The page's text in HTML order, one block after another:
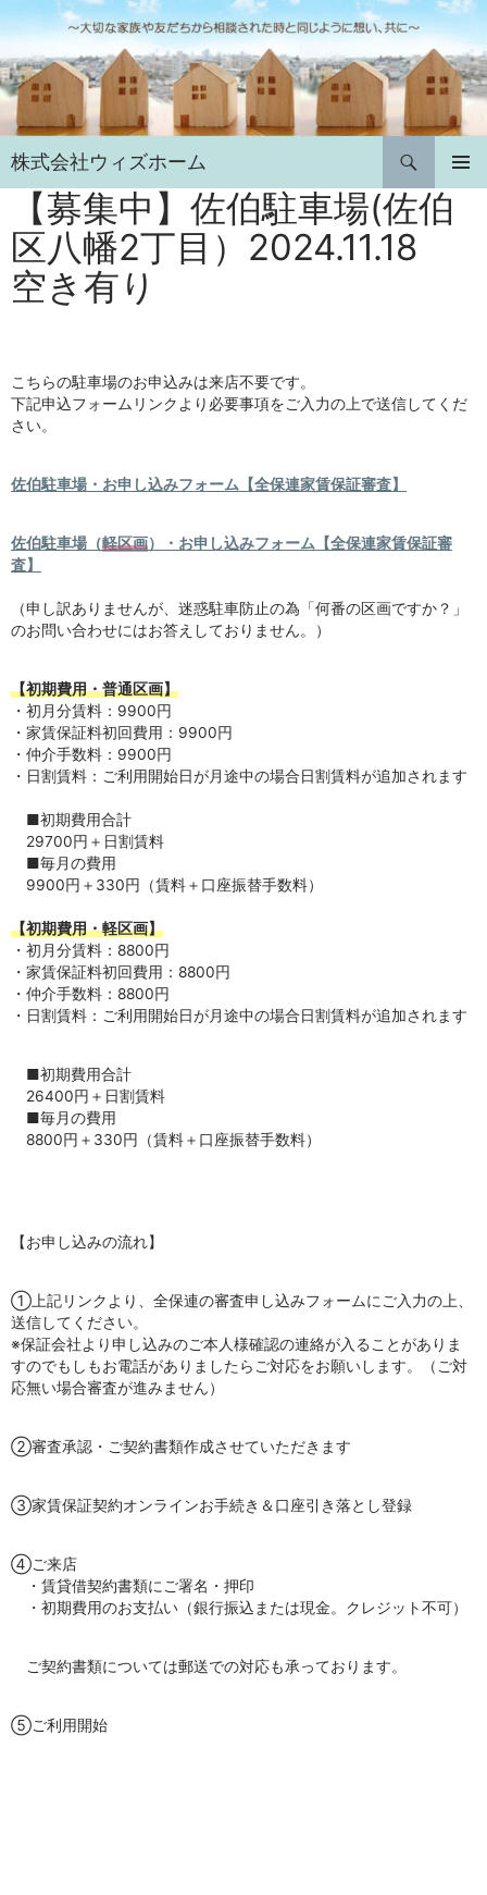
ン
テ
ン
ツ
へ
ス
キ
株式会社ウィズホーム
検
索
メインメ
ニュー
【募集中】佐伯駐車場(佐伯
区八幡2丁目）2024.11.18
空き有り
こちらの駐車場のお申込みは来店不要です。
下記申込フォームリンクより必要事項をご入力の上で送信してくだ
さい。
佐伯駐車場・お申し込みフォーム【全保連家賃保証審査】
佐伯駐車場（軽区画）・お申し込みフォーム【全保連家賃保証審
査】
（申し訳ありませんが、迷惑駐車防止の為「何番の区画ですか？」
のお問い合わせにはお答えしておりません。）
【初期費用・普通区画】
・初月分賃料：9900円
・家賃保証料初回費用：9900円
・仲介手数料：9900円
・日割賃料：ご利用開始日が月途中の場合日割賃料が追加されます
■初期費用合計
29700円＋日割賃料
■毎月の費用
9900円＋330円（賃料＋口座振替手数料）
【初期費用・軽区画】
・初月分賃料：8800円
・家賃保証料初回費用：8800円
・仲介手数料：8800円
・日割賃料：ご利用開始日が月途中の場合日割賃料が追加されます
■初期費用合計
26400円＋日割賃料
■毎月の費用
8800円＋330円（賃料＋口座振替手数料）
【お申し込みの流れ】
①上記リンクより、全保連の審査申し込みフォームにご入力の上、
送信してください。
※保証会社より申し込みのご本人様確認の連絡が入ることがありま
すのでもしもお電話がありましたらご対応をお願いします。（ご対
応無い場合審査が進みません）
②審査承認・ご契約書類作成させていただきます
③家賃保証契約オンラインお手続き＆口座引き落とし登録
④ご来店
・賃貸借契約書類にご署名・押印
・初期費用のお支払い（銀行振込または現金。クレジット不可）
ご契約書類については郵送での対応も承っております。
⑤ご利用開始